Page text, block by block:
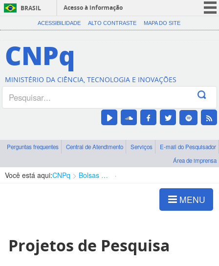
BRASIL
Acesso à informação
CORONAVÍRUS (COVID-19)
Canais
ACESSIBILIDADE ALTO CONTRASTE MAPA DO SITE
CNPq
MINISTÉRIO DA CIÊNCIA, TECNOLOGIA E INOVAÇÕES
Perguntas frequentes Central de Atendimento Serviços
E-mail do Pesquisador
Área de imprensa
Você está aqui:CNPq Bolsas e Auxílios Vigentes
MENU
Projetos de Pesquisa